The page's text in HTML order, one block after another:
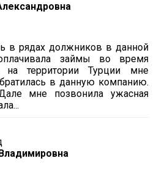
в рядах должников в данной
займы во время
территории Турции мне
в данную компанию.
мне позвонила ужасная